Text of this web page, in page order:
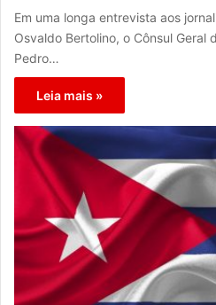
Em uma longa entrevista aos
Osvaldo Bertolino, o Cônsul Geral
Pedro…
Leia mais »